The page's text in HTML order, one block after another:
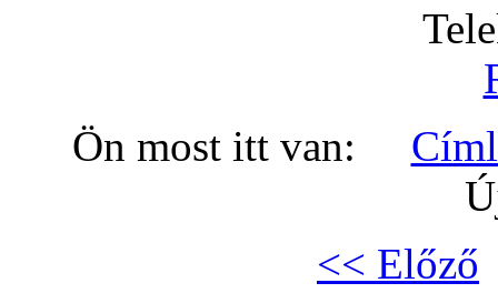
Ön most itt van:
<< Előző